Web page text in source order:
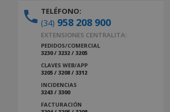
TELÉFONO:
(34) 958 208 900
EXTENSIONES CENTRALITA:
PEDIDOS/COMERCIAL
3230 / 3232 / 3205
CLAVES WEB/APP
3205 / 3208 / 3312
INCIDENCIAS
3243 / 3300
FACTURACIÓN